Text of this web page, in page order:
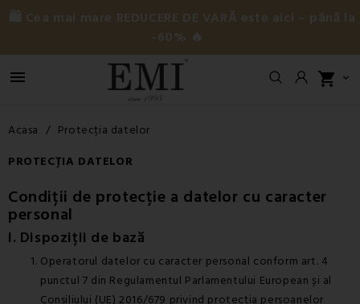
🛍️ Cea mai mare REDUCERE DE VARĂ este aici – până la
-60% 🔥
 shopping_cart 
Acasa
Protecția datelor
PROTECȚIA DATELOR
Condiții de protecție a datelor cu caracter
personal
I. Dispoziții de bază
Operatorul datelor cu caracter personal conform art. 4
punctul 7 din Regulamentul Parlamentului European și al
Consiliului (UE) 2016/679 privind protecția persoanelor